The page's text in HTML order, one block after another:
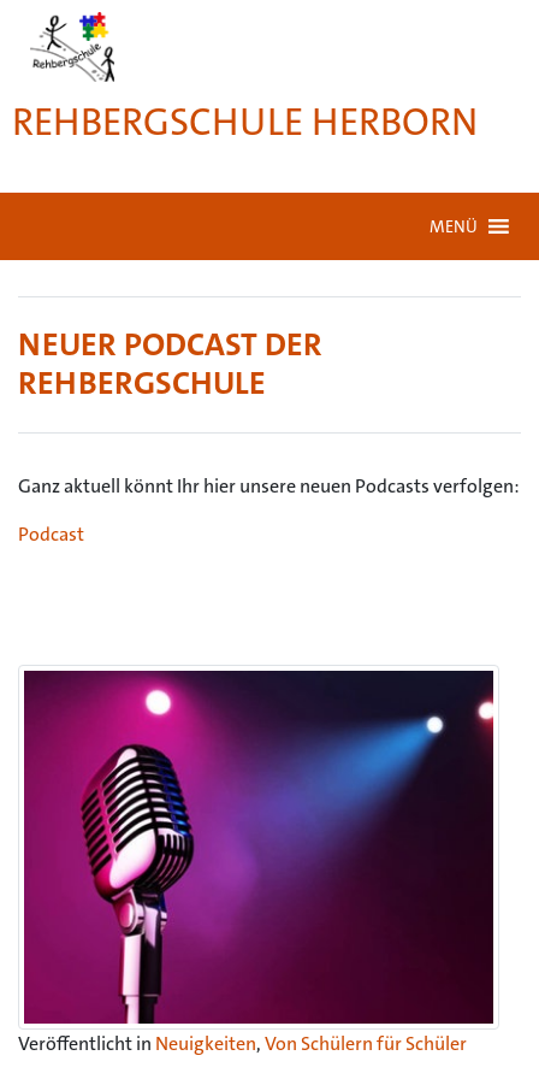
REHBERGSCHULE HERBORN
MENÜ
NEUER PODCAST DER
REHBERGSCHULE
Ganz aktuell könnt Ihr hier unsere neuen Podcasts verfolgen:
Podcast
Veröffentlicht in Neuigkeiten,Von Schülern für Schüler